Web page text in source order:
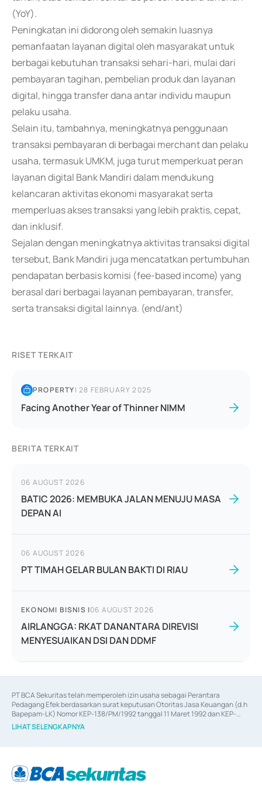
(YoY).
Peningkatan ini didorong oleh semakin luasnya
pemanfaatan layanan digital oleh masyarakat untuk
berbagai kebutuhan transaksi sehari-hari, mulai dari
pembayaran tagihan, pembelian produk dan layanan
digital, hingga transfer dana antar individu maupun
pelaku usaha.
Selain itu, tambahnya, meningkatnya penggunaan
transaksi pembayaran di berbagai merchant dan pelaku
usaha, termasuk UMKM, juga turut memperkuat peran
layanan digital Bank Mandiri dalam mendukung
kelancaran aktivitas ekonomi masyarakat serta
memperluas akses transaksi yang lebih praktis, cepat,
dan inklusif.
Sejalan dengan meningkatnya aktivitas transaksi digital
tersebut, Bank Mandiri juga mencatatkan pertumbuhan
pendapatan berbasis komisi (fee-based income) yang
berasal dari berbagai layanan pembayaran, transfer,
serta transaksi digital lainnya. (end/ant)
RISET TERKAIT
PROPERTY|28 FEBRUARY 2025
Facing Another Year of Thinner NIMM
BERITA TERKAIT
06 AUGUST 2026
BATIC 2026: MEMBUKA JALAN MENUJU MASA
DEPAN AI
06 AUGUST 2026
PT TIMAH GELAR BULAN BAKTI DI RIAU
EKONOMI BISNIS |06 AUGUST 2026
AIRLANGGA: RKAT DANANTARA DIREVISI
MENYESUAIKAN DSI DAN DDMF
PT BCA Sekuritas telah memperoleh izin usaha sebagai Perantara
Pedagang Efek berdasarkan surat keputusan Otoritas Jasa Keuangan (d.h
Bapepam-LK) Nomor KEP-138/PM/1992 tanggal 11 Maret 1992 dan KEP-
06/D.04/2014 tanggal 28 Februari 2014, izin usaha sebagai Penjamin Emisi
Efek berdasarkan surat keputusan Otoritas Jasa Keuangan Nomor KEP-
berdasarkan surat keputusan Otoritas Jasa Keuangan Nomor S-
67/PM.21/2017 tanggal 3 Februari 2017, dan beberapa izin usaha lainnya
LIHAT SELENGKAPNYA